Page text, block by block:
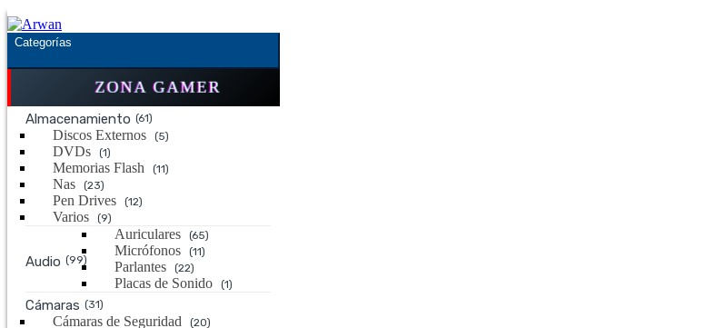
Saltar
a
la
Saltar
al
contenido
Categorías
ZONA GAMER
Almacenamiento (61)
Discos Externos (5)
DVDs (1)
Memorias Flash (11)
Nas (23)
Pen Drives (12)
Varios (9)
Audio (99)
Auriculares (65)
Micrófonos (11)
Parlantes (22)
Placas de Sonido (1)
Cámaras (31)
Cámaras de Seguridad (20)